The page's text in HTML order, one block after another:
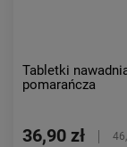
Tabletki
pomarańcza
36,90 zł